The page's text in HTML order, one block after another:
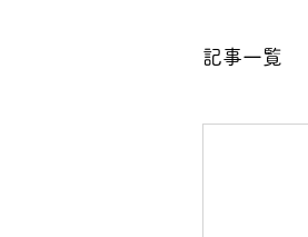
記事一覧